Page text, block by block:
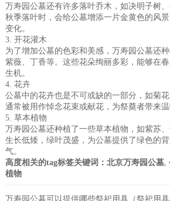
万寿园公墓还有许多落叶乔木，如决明子树
秋季落叶时，会给公墓增添一片金黄色的风
变化。
3. 开花灌木
为了增加公墓的色彩和美感，万寿园公墓还
紫薇、丁香等。这些花朵绚丽多彩，能够在
生机。
4. 花卉
公墓中的花卉也是不可或缺的一部分，如菊
通常被用作悼念花束或献花，为祭奠者带来温
5. 草本植物
万寿园公墓还种植了一些草本植物，如紫苏
生长低矮，绿叶茂盛，为公墓提供了绿色的
气。
高度相关的tag标签关键词： 北京万寿园公墓,
植物
万寿园公墓可以提供哪些祭祀用具（祭祀用具